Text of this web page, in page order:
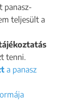
panasz-
teljesült a
tenni.
a panasz